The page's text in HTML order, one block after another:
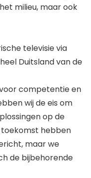
milieu, maar ook
televisie via
Duitsland van de
voor competentie en
wij de eis om
op de
hebben
maar we
de bijbehorende